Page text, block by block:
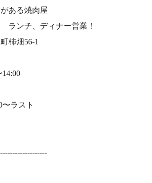
ある焼肉屋⠀
ンチ、ディナー営業！⠀
柿畑56-1⠀
ラスト⠀
⠀